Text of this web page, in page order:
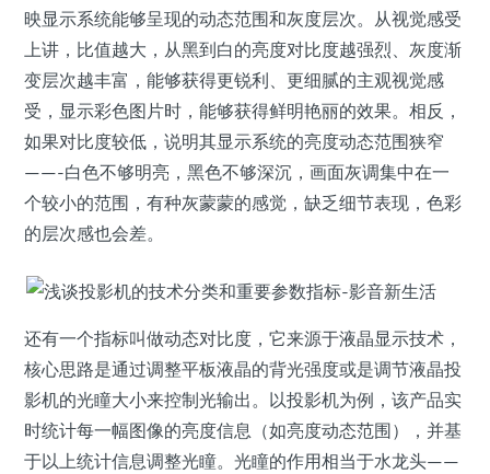
映显示系统能够呈现的动态范围和灰度层次。从视觉感受
上讲，比值越大，从黑到白的亮度对比度越强烈、灰度渐
变层次越丰富，能够获得更锐利、更细腻的主观视觉感
受，显示彩色图片时，能够获得鲜明艳丽的效果。相反，
如果对比度较低，说明其显示系统的亮度动态范围狭窄
——-白色不够明亮，黑色不够深沉，画面灰调集中在一
个较小的范围，有种灰蒙蒙的感觉，缺乏细节表现，色彩
的层次感也会差。
还有一个指标叫做动态对比度，它来源于液晶显示技术，
核心思路是通过调整平板液晶的背光强度或是调节液晶投
影机的光瞳大小来控制光输出。以投影机为例，该产品实
时统计每一幅图像的亮度信息（如亮度动态范围），并基
于以上统计信息调整光瞳。光瞳的作用相当于水龙头——